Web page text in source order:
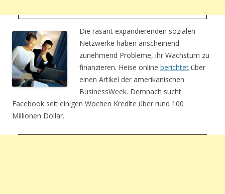
Die rasant expandierenden sozialen
Netzwerke haben anscheinend
zunehmend Probleme, ihr Wachstum zu
finanzieren. Heise online berichtet über
einen Artikel der amerikanischen
BusinessWeek. Demnach sucht
Facebook seit einigen Wochen Kredite über rund 100
Millionen Dollar.